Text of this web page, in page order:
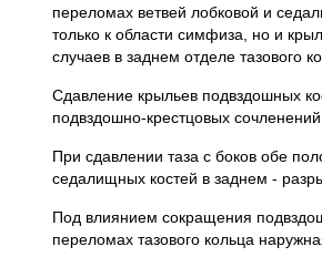
переломах ветвей лобковой и
только к области симфиза, но и
случаев в заднем отделе тазового
Сдавление крыльев подвздошных
подвздошно-крестцовых
При сдавлении таза с боков обе
седалищных костей в заднем -
Под влиянием сокращения
переломах тазового кольца